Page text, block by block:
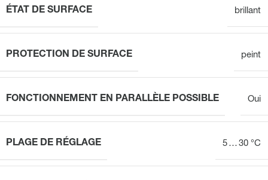
ÉTAT DE SURFACE brillant
PROTECTION DE SURFACE peint
FONCTIONNEMENT EN PARALLÈLE POSSIBLE Oui
PLAGE DE RÉGLAGE 5 … 30 °C